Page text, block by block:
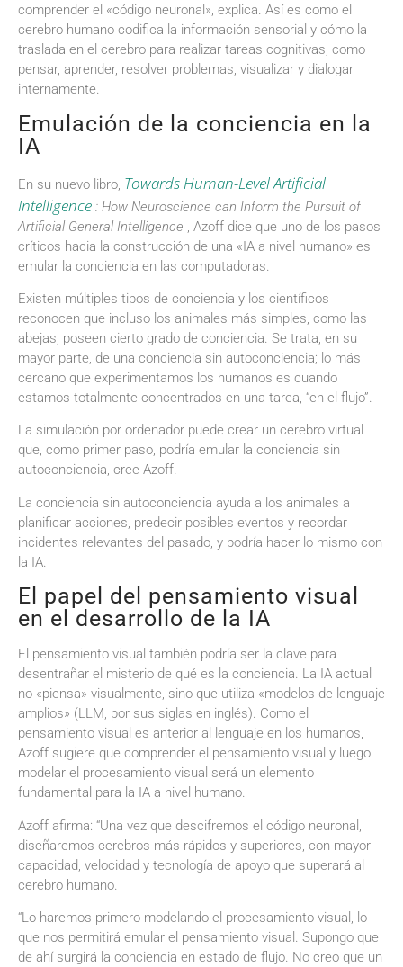
comprender el «código neuronal», explica. Así es como el
cerebro humano codifica la información sensorial y cómo la
traslada en el cerebro para realizar tareas cognitivas, como
pensar, aprender, resolver problemas, visualizar y dialogar
internamente.
Emulación de la conciencia en la
IA
En su nuevo libro, Towards Human-Level Artificial
Intelligence : How Neuroscience can Inform the Pursuit of
Artificial General Intelligence , Azoff dice que uno de los pasos
críticos hacia la construcción de una «IA a nivel humano» es
emular la conciencia en las computadoras.
Existen múltiples tipos de conciencia y los científicos
reconocen que incluso los animales más simples, como las
abejas, poseen cierto grado de conciencia. Se trata, en su
mayor parte, de una conciencia sin autoconciencia; lo más
cercano que experimentamos los humanos es cuando
estamos totalmente concentrados en una tarea, “en el flujo”.
La simulación por ordenador puede crear un cerebro virtual
que, como primer paso, podría emular la conciencia sin
autoconciencia, cree Azoff.
La conciencia sin autoconciencia ayuda a los animales a
planificar acciones, predecir posibles eventos y recordar
incidentes relevantes del pasado, y podría hacer lo mismo con
la IA.
El papel del pensamiento visual
en el desarrollo de la IA
El pensamiento visual también podría ser la clave para
desentrañar el misterio de qué es la conciencia. La IA actual
no «piensa» visualmente, sino que utiliza «modelos de lenguaje
amplios» (LLM, por sus siglas en inglés). Como el
pensamiento visual es anterior al lenguaje en los humanos,
Azoff sugiere que comprender el pensamiento visual y luego
modelar el procesamiento visual será un elemento
fundamental para la IA a nivel humano.
Azoff afirma: “Una vez que descifremos el código neuronal,
diseñaremos cerebros más rápidos y superiores, con mayor
capacidad, velocidad y tecnología de apoyo que superará al
cerebro humano.
“Lo haremos primero modelando el procesamiento visual, lo
que nos permitirá emular el pensamiento visual. Supongo que
de ahí surgirá la conciencia en estado de flujo. No creo que un